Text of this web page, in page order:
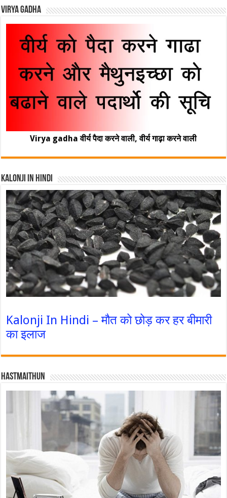
Virya Gadha
Virya gadha वीर्य पैदा करने वाली, वीर्य गाढ़ा करने वाली
Kalonji In Hindi
Kalonji In Hindi – मौत को छोड़ कर हर बीमारी
का इलाज
Hastmaithun